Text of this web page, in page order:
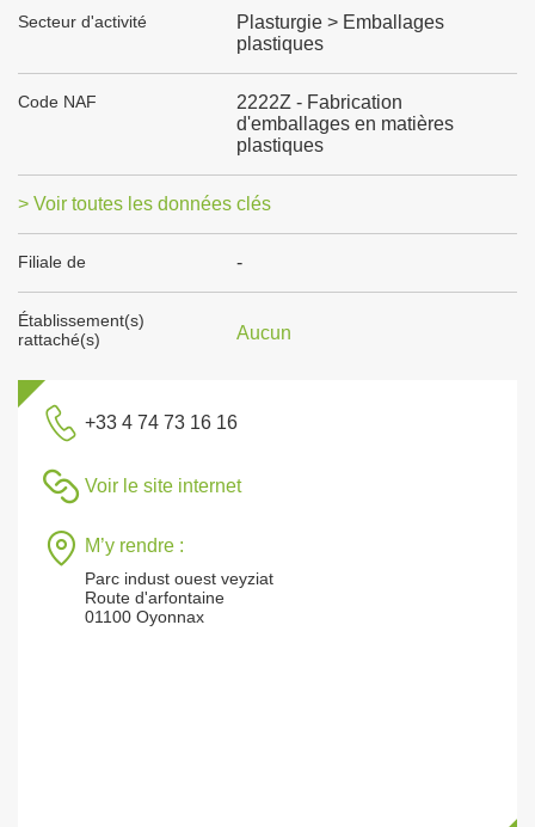
Secteur d'activité
Plasturgie > Emballages
plastiques
Code NAF
2222Z - Fabrication
d'emballages en matières
plastiques
> Voir toutes les données clés
Filiale de -
Établissement(s)
rattaché(s)
Aucun
+33 4 74 73 16 16
Voir le site internet
M’y rendre :
Parc indust ouest veyziat
Route d'arfontaine
01100 Oyonnax